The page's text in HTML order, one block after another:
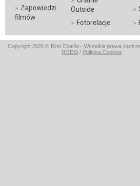
» Zapowiedzi
filmów
Outside
» Fotorelacje
»
»
Copyright 2026 © Kino Charlie - Wszelkie prawa
RODO / Polityka Cookies